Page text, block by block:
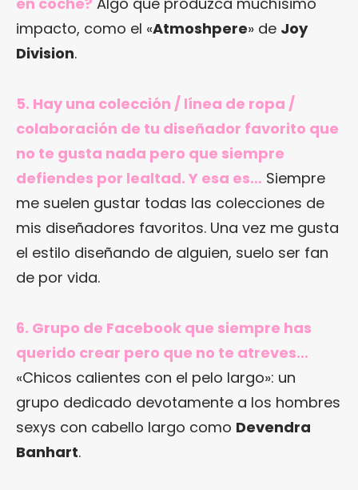
impacto, como el «Atmoshpere» de Joy
Division.
5. Hay una colección / línea de ropa /
colaboración de tu diseñador favorito que
no te gusta nada pero que siempre
defiendes por lealtad. Y esa es… Siempre
me suelen gustar todas las colecciones de
mis diseñadores favoritos. Una vez me gusta
el estilo diseñando de alguien, suelo ser fan
de por vida.
6. Grupo de Facebook que siempre has
querido crear pero que no te atreves…
«Chicos calientes con el pelo largo»: un
grupo dedicado devotamente a los hombres
sexys con cabello largo como Devendra
Banhart.